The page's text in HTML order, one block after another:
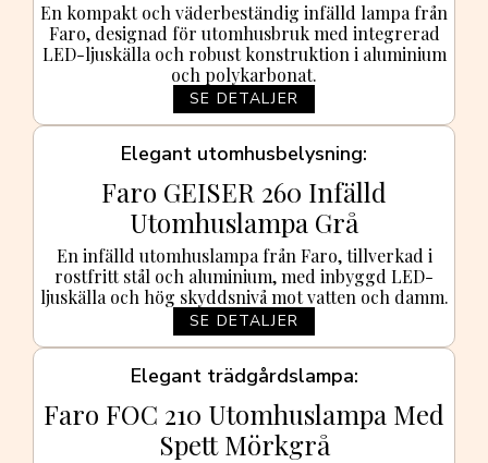
En kompakt och väderbeständig infälld lampa från
Faro, designad för utomhusbruk med integrerad
LED-ljuskälla och robust konstruktion i aluminium
och polykarbonat.
SE DETALJER
Elegant utomhusbelysning
Faro GEISER 260 Infälld
Utomhuslampa Grå
En infälld utomhuslampa från Faro, tillverkad i
rostfritt stål och aluminium, med inbyggd LED-
ljuskälla och hög skyddsnivå mot vatten och damm.
SE DETALJER
Elegant trädgårdslampa
Faro FOC 210 Utomhuslampa Med
Spett Mörkgrå